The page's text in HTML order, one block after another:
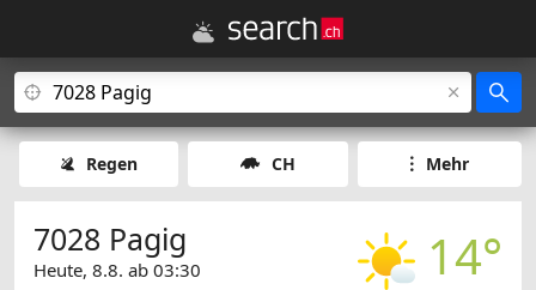
Regen CH Mehr
14°
7028 Pagig
Heute, 8.8. ab 03:30